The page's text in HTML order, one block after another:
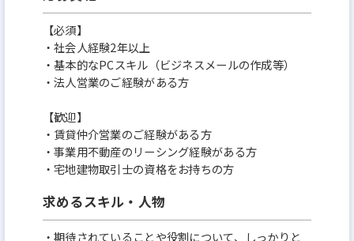
【必須】
・社会人経験2年以上
・基本的なPCスキル（ビジネスメールの作成等）
・法人営業のご経験がある方
【歓迎】
・賃貸仲介営業のご経験がある方
・事業用不動産のリーシング経験がある方
・宅地建物取引士の資格をお持ちの方
求めるスキル・人物
・期待されていることや役割について、しっかりと